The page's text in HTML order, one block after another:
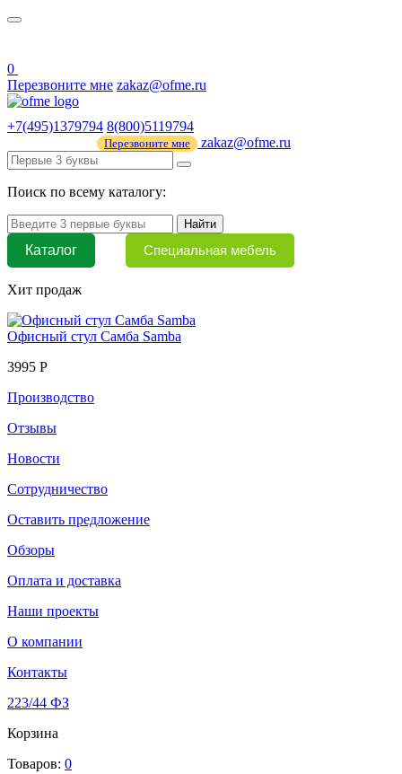
0
Перезвоните мне zakaz@ofme.ru
+7(495)1379794 8(800)5119794
Перезвоните мне zakaz@ofme.ru
Поиск по всему каталогу:
Найти
Каталог Специальная мебель
Хит продаж
Офисный стул Самба Samba
3995 Р
Производство
Отзывы
Новости
Сотрудничество
Оставить предложение
Обзоры
Оплата и доставка
Наши проекты
О компании
Контакты
223/44 ФЗ
Корзина
Товаров: 0